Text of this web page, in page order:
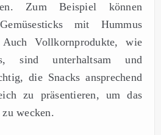
Zum Beispiel können
mit Hummus
Vollkornprodukte, wie
sind unterhaltsam und
die Snacks ansprechend
zu präsentieren, um das
wecken.